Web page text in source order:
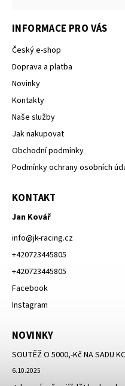
INFORMACE PRO VÁS
Český e-shop
Doprava a platba
Novinky
Kontakty
Naše služby
Jak nakupovat
Obchodní podmínky
Podmínky ochrany osobních
KONTAKT
Jan Kovář
info@jk-racing.cz
+420723445805
+420723445805
Facebook
Instagram
NOVINKY
SOUTĚŽ O 5000,-Kč NA SADU
6.10.2025